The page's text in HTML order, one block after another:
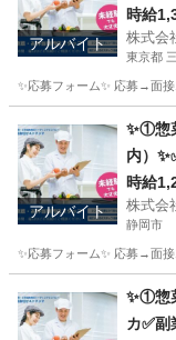
アルバイト
内ok
時給
株式会
東京都
✨応募フォーム✨ 応募→面
キッ
アルバイト
✨①惣
内）
養内
時給
株式会
静岡市
✨応募フォーム✨ 応募→面
キッ
✨①惣
カ✅